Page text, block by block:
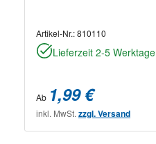
Artikel-Nr.:810110
Lieferzeit 2-5 Werktage
Ab 1,99 €
inkl. MwSt. zzgl. Versand